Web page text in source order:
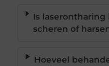
Is laserontharing
scheren of
Hoeveel